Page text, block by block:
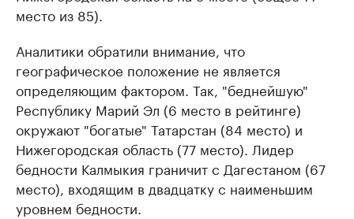
место из 85).
Аналитики обратили внимание, что
географическое положение не является
определяющим фактором. Так, "беднейшую"
Республику Марий Эл (6 место в рейтинге)
окружают "богатые" Татарстан (84 место) и
Нижегородская область (77 место). Лидер
бедности Калмыкия граничит с Дагестаном (67
место), входящим в двадцатку с наименьшим
уровнем бедности.